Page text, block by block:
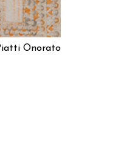
Onorato